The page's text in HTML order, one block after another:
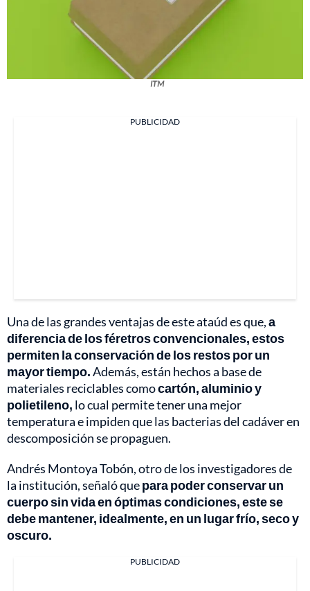
ITM
PUBLICIDAD
Una de las grandes ventajas de este ataúd es que,a
diferencia de los féretros convencionales, estos
permiten la conservación de los restos por un
mayor tiempo.Además, están hechos a base de
materiales reciclables comocartón, aluminio y
polietileno, lo cual permite tener una mejor
temperatura e impiden que las bacterias del cadáver en
descomposición se propaguen.
Andrés Montoya Tobón, otro de los investigadores de
la institución, señaló quepara poder conservar un
cuerpo sin vida en óptimas condiciones, este se
debe mantener, idealmente, en un lugar frío, seco y
oscuro.
PUBLICIDAD